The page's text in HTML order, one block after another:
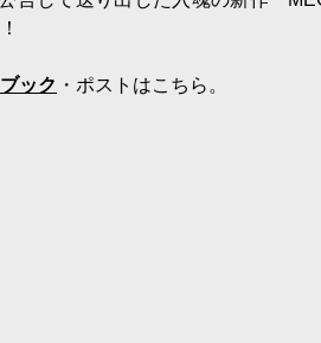
ック ・ポストはこちら。